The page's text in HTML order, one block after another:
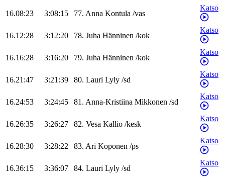
16.08:23 3:08:15 77. Anna Kontula /vas
Katso
16.12:28 3:12:20 78. Juha Hänninen /kok
Katso
16.16:28 3:16:20 79. Juha Hänninen /kok
Katso
16.21:47 3:21:39 80. Lauri Lyly /sd
Katso
16.24:53 3:24:45 81. Anna-Kristiina Mikkonen /sd
Katso
16.26:35 3:26:27 82. Vesa Kallio /kesk
Katso
16.28:30 3:28:22 83. Ari Koponen /ps
Katso
16.36:15 3:36:07 84. Lauri Lyly /sd
Katso